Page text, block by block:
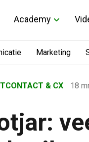
Academy
Marketing
& CX
& CX 18